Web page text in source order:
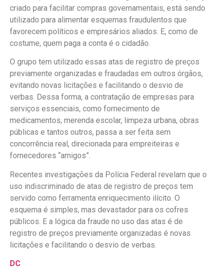
criado para facilitar compras governamentais, está sendo
utilizado para alimentar esquemas fraudulentos que
favorecem políticos e empresários aliados. E, como de
costume, quem paga a conta é o cidadão.
O grupo tem utilizado essas atas de registro de preços
previamente organizadas e fraudadas em outros órgãos,
evitando novas licitações e facilitando o desvio de
verbas. Dessa forma, a contratação de empresas para
serviços essenciais, como fornecimento de
medicamentos, merenda escolar, limpeza urbana, obras
públicas e tantos outros, passa a ser feita sem
concorrência real, direcionada para empreiteiras e
fornecedores “amigos”.
Recentes investigações da Polícia Federal revelam que o
uso indiscriminado de atas de registro de preços tem
servido como ferramenta enriquecimento ilícito. O
esquema é simples, mas devastador para os cofres
públicos. E a lógica da fraude no uso das atas é de
registro de preços previamente organizadas é novas
licitações e facilitando o desvio de verbas.
DC